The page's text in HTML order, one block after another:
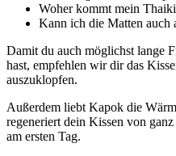
Woher kommt mein
Kann ich die Matten auch
Damit du auch möglichst lange
hast, empfehlen wir dir das
auszuklopfen.
Außerdem liebt Kapok die
regeneriert dein Kissen von
am ersten Tag.